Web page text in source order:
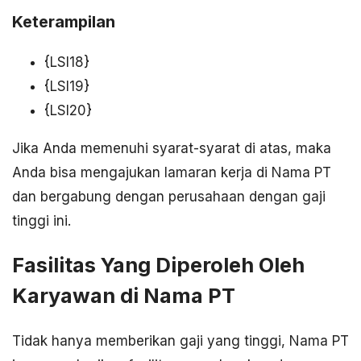
Keterampilan
{LSI18}
{LSI19}
{LSI20}
Jika Anda memenuhi syarat-syarat di atas, maka
Anda bisa mengajukan lamaran kerja di Nama PT
dan bergabung dengan perusahaan dengan gaji
tinggi ini.
Fasilitas Yang Diperoleh Oleh
Karyawan di Nama PT
Tidak hanya memberikan gaji yang tinggi, Nama PT